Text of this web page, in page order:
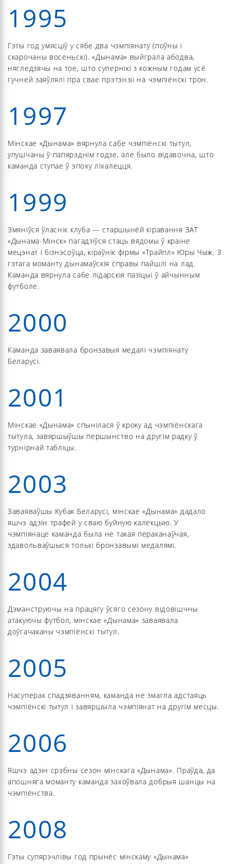
1995
Гэты год умясціў у сябе два чэмпіянату (поўны і
скарочаны восеньскі). «Дынама» выйграла абодва,
нягледзячы на тое, што супернікі з кожным годам усё
гучней заяўлялі пра свае прэтэнзіі на чэмпіёнскі трон.
1997
Мінскае «Дынама» вярнула сабе чэмпіёнскі тытул,
упушчаны ў папярэднім годзе, але было відавочна, што
каманда ступае ў эпоху ліхалецця.
1999
Змяніўся ўласнік клуба — старшынёй кіравання ЗАТ
«Дынама-Мінск» пагадзіўся стаць вядомы ў краіне
мецэнат і бізнэсоўца, кіраўнік фірмы «Трайпл» Юры Чыж. З
гэтага моманту дынамаўскія справы пайшлі на лад.
Каманда вярнула сабе лідарскія пазіцыі ў айчынным
футболе.
2000
Каманда заваявала бронзавыя медалі чэмпіянату
Беларусі.
2001
Мінскае «Дынама» спынілася ў кроку ад чэмпіёнскага
тытула, завяршыўшы першынство на другім радку ў
турнірнай табліцы.
2003
Заваяваўшы Кубак Беларусі, мінскае «Дынама» дадало
яшчэ адзін трафей у сваю буйную калекцыю. У
чэмпіянаце каманда была не такая пераканаўчая,
здавольваўшыся толькі бронзавымі медалямі.
2004
Дэманструючы на працягу ўсяго сезону відовішчны
атакуючы футбол, мінскае «Дынама» заваявала
доўгачаканы чэмпіёнскі тытул.
2005
Насуперак спадзяванням, каманда не змагла адстаяць
чэмпіёнскі тытул і завяршыла чэмпіянат на другім месцы.
2006
Яшчэ адзін срэбны сезон мінскага «Дынама». Праўда, да
апошняга моманту каманда захоўвала добрыя шанцы на
чэмпіёнства.
2008
Гэты супярэчлівы год прынёс мінскаму «Дынама»